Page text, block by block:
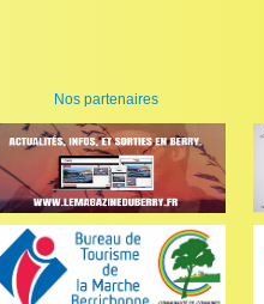
Nos partenaires